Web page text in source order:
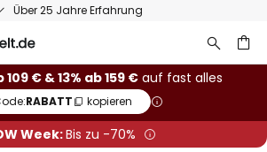
Über 25 Jahre Erfahrung
109 € & 13% ab 159 €auf fast alles
RABATT kopieren
Week:Bis zu -70%